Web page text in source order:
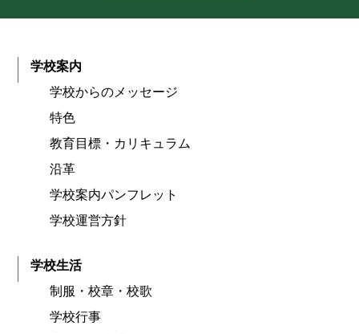
学校案内
学校からのメッセージ
特色
教育目標・カリキュラム
沿革
学校案内パンフレット
学校運営方針
学校生活
制服・校章・校歌
学校行事